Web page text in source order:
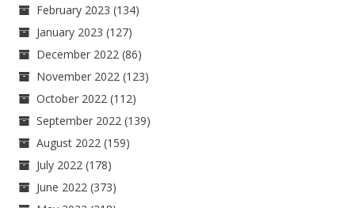
February 2023 (134)
January 2023 (127)
December 2022 (86)
November 2022 (123)
October 2022 (112)
September 2022 (139)
August 2022 (159)
July 2022 (178)
June 2022 (373)